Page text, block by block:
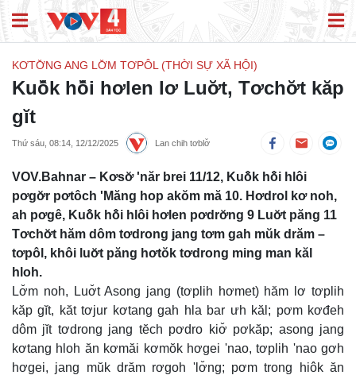
KƠTƠ̆NG ANG LƠ̆M TƠPÔL (THỜI SỰ XÃ HỘI)
Kuô̆k hô̆i hơlen lơ Luơ̆t, Tơchơ̆t kăp
gĭt
Thứ sáu, 08:14, 12/12/2025 Lan chih tơblơ̆
VOV.Bahnar – Kơsơ̆ 'năr brei 11/12, Kuô̆k hô̆i hlôi
pơgơ̆r pơtôch 'Măng hop akŏm mă 10. Hơdrol kơ noh,
ah pơgê, Kuô̆k hô̆i hlôi hơlen pơdrơ̆ng 9 Luơ̆t păng 11
Tơchơ̆t hăm dôm tơdrong jang tơm gah mŭk drăm –
tơpôl, khôi luơ̆t păng hơtŏk tơdrong ming man kăl
hloh.
Lơ̆m noh, Luơ̆t Asong jang (tơplih hơmet) hăm lơ tơplih
kăp gĭt, kăt tơjur kơtang gah hla bar ưh kăl; pơm kơđeh
dôm jĭt tơdrong jang tĕch pơdro kiơ̆ pơkăp; asong jang
kơtang hloh ăn kơmăi kơmŏk hơgei 'nao, tơplih 'nao gơh
hơgei, jang mŭk drăm rơgoh 'lơ̆ng; pơm trong hiôk ăn